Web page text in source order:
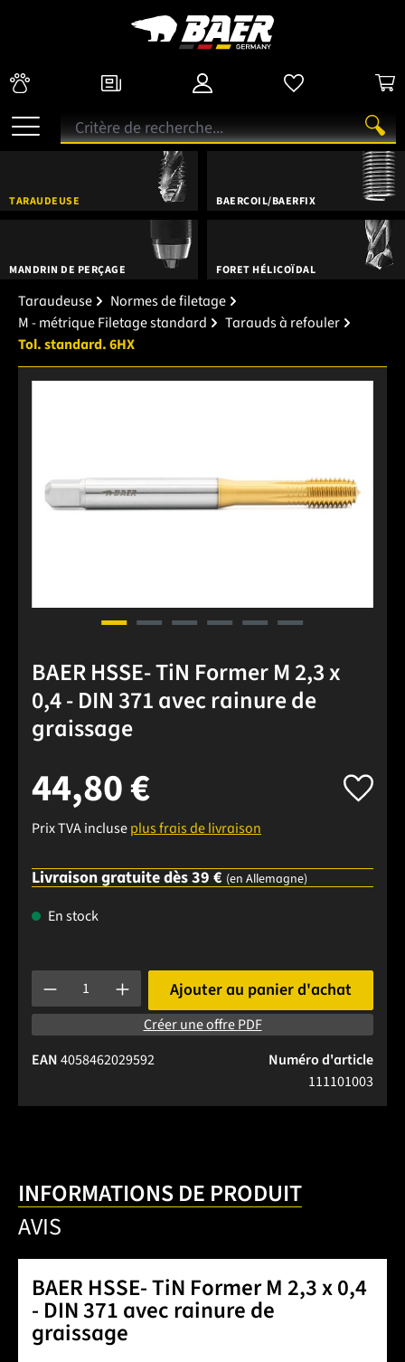
TARAUDEUSE BAERCOIL/BAERFIX
MANDRIN DE PERÇAGE FORET HÉLICOÏDAL
Taraudeuse
Normes de filetage
M - métrique Filetage standard
Tarauds à refouler
Tol. standard. 6HX
BAER HSSE- TiN Former M 2,3 x
0,4 - DIN 371 avec rainure de
graissage
44,80 €
Prix TVA incluseplus frais de livraison
Livraison gratuite dès 39 € (en Allemagne)
En stock
Quantité de produit : Entrez la quantité souhaitée ou
Ajouter au panier d'achat
Créer une offre PDF
Numéro d'article
111101003
EAN4058462029592
INFORMATIONS DE PRODUIT
AVIS
BAER HSSE- TiN Former M 2,3 x 0,4
- DIN 371 avec rainure de
graissage